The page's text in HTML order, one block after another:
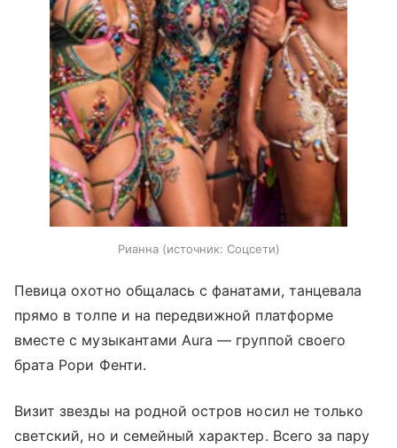
Рианна источник: Соцсети
Певица охотно общалась с фанатами, танцевала
прямо в толпе и на передвижной платформе
вместе с музыкантами Aura — группой своего
брата Рори Фенти.
Визит звезды на родной остров носил не только
светский, но и семейный характер. Всего за пару